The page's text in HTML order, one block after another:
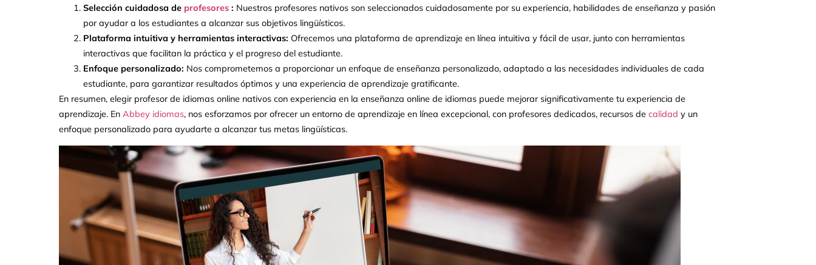
Selección cuidadosa de profesores : Nuestros profesores nativos son seleccionados cuidadosamente por su experiencia, habilidades de enseñanza y pasión
por ayudar a los estudiantes a alcanzar sus objetivos lingüísticos.
Plataforma intuitiva y herramientas interactivas: Ofrecemos una plataforma de aprendizaje en línea intuitiva y fácil de usar, junto con herramientas
interactivas que facilitan la práctica y el progreso del estudiante.
Enfoque personalizado: Nos comprometemos a proporcionar un enfoque de enseñanza personalizado, adaptado a las necesidades individuales de cada
estudiante, para garantizar resultados óptimos y una experiencia de aprendizaje gratificante.
En resumen, elegir profesor de idiomas online nativos con experiencia en la enseñanza online de idiomas puede mejorar significativamente tu experiencia de
aprendizaje. En Abbey idiomas, nos esforzamos por ofrecer un entorno de aprendizaje en línea excepcional, con profesores dedicados, recursos de calidad y un
enfoque personalizado para ayudarte a alcanzar tus metas lingüísticas.